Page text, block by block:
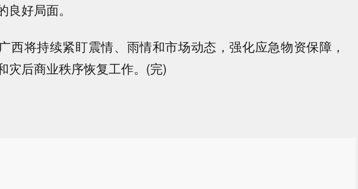
好局面。
将持续紧盯震情、雨情和市场动态，强化应急物资保障，
灾后商业秩序恢复工作。(完)